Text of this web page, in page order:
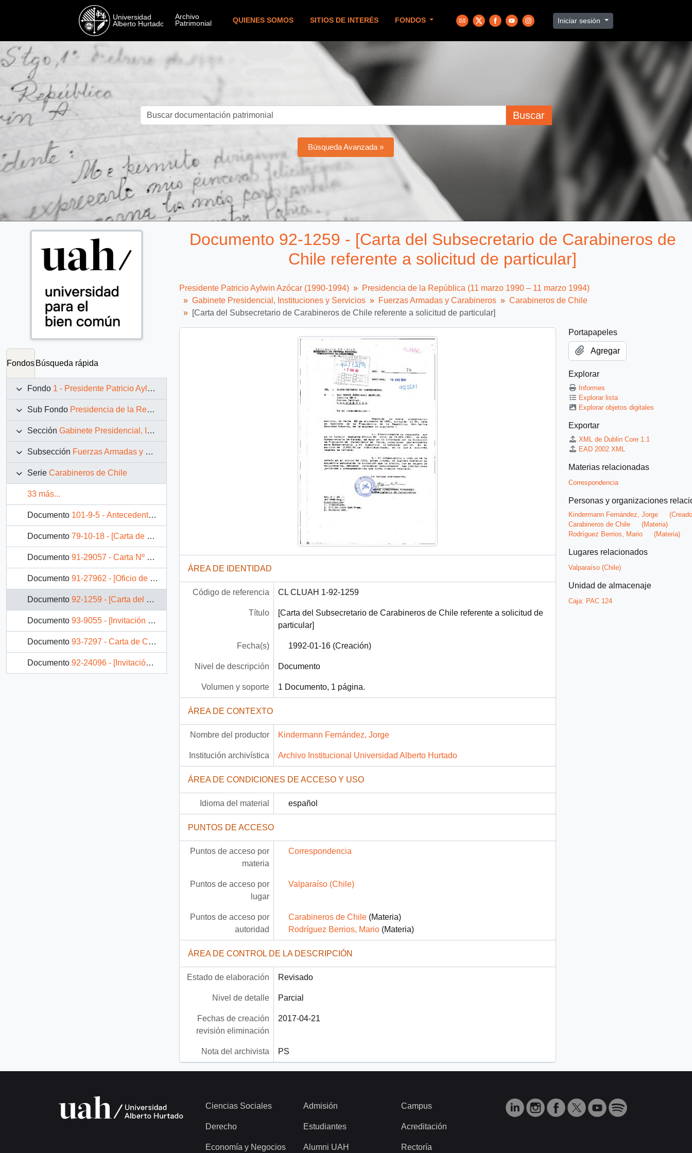
QUIENES SOMOS SITIOS DE INTERÉS FONDOS Iniciar sesión
Buscar
Búsqueda Avanzada »
Fondos Búsqueda rápida
Fondo 1 - Presidente Patricio Aylwin Azócar (1990-1994)
Sub Fondo Presidencia de la República (11 marzo 1990 – 11 marzo 1994)
Sección Gabinete Presidencial, Instituciones y Servicios
Subsección Fuerzas Armadas y Carabineros
Serie Carabineros de Chile
33 más...
Documento 101-9-5 - Antecedentes del anteproyecto de ley, que la Directiva de los Carabineros eliminados de la Institución en 1973; por la Junta Militar, harán entrega a S.E. el Presidente de la República.
Documento 79-10-18 - [Carta de Rodolfo Stange]
Documento 91-29057 - Carta Nº 371 del General Director de Carabineros, sr. Rodolfo Stange O. dirigida al Excmo. Sr. Presidente de la República, Don Patricio Aylwin Azócar
Documento 91-27962 - [Oficio de la Subsecretaría de Carabineros dirigido al Jefe de Gabinete Presidencial]
Documento 92-1259 - [Carta del Subsecretario de Carabineros de Chile referente a solicitud de particular]
Documento 93-9055 - [Invitación de Carabineros de Chile a ceremonia del Sexagésimo Aniversario de dicha institución]
Documento 93-7297 - Carta de Carabineros de Chile agradeciendo la invitación del gobierno a la canonización de Sor Teresa de los Andes
Documento 92-24096 - [Invitación del Director General de Carabineros dirigida al Presidente Patricio Aylwin]
Documento 92-1259 - [Carta del Subsecretario de Carabineros de
Chile referente a solicitud de particular]
Presidente Patricio Aylwin Azócar (1990-1994)
Presidencia de la República (11 marzo 1990 – 11 marzo 1994)
Gabinete Presidencial, Instituciones y Servicios
Fuerzas Armadas y Carabineros
Carabineros de Chile
[Carta del Subsecretario de Carabineros de Chile referente a solicitud de particular]
ÁREA DE IDENTIDAD
Código de referencia CL CLUAH 1-92-1259
Título
[Carta del Subsecretario de Carabineros de Chile referente a solicitud de
particular]
Fecha(s) 1992-01-16 (Creación)
Nivel de descripción Documento
Volumen y soporte 1 Documento, 1 página.
ÁREA DE CONTEXTO
Nombre del productor Kindermann Fernández, Jorge
Institución archivística Archivo Institucional Universidad Alberto Hurtado
ÁREA DE CONDICIONES DE ACCESO Y USO
Idioma del material español
PUNTOS DE ACCESO
Puntos de acceso por
materia
Correspondencia
Puntos de acceso por
lugar
Valparaíso (Chile)
Puntos de acceso por
autoridad
Carabineros de Chile(Materia)
Rodríguez Berrios, Mario(Materia)
ÁREA DE CONTROL DE LA DESCRIPCIÓN
Estado de elaboración Revisado
Nivel de detalle Parcial
Fechas de creación
revisión eliminación
2017-04-21
Nota del archivista PS
Portapapeles
Agregar
Explorar
Informes
Explorar lista
Explorar objetos digitales
Exportar
XML de Dublin Core 1.1
EAD 2002 XML
Materias relacionadas
Correspondencia
Personas y organizaciones
Kindermann Fernández, Jorge
Carabineros de Chile
(Materia)
Rodríguez Berrios, Mario
(Materia)
Lugares relacionados
Valparaíso (Chile)
Unidad de almacenaje
Caja: PAC 124
Ciencias Sociales
Derecho
Economía y Negocios
Admisión
Estudiantes
Alumni UAH
Campus
Acreditación
Rectoría